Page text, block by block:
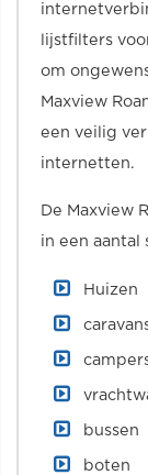
lijstfilters
om
Maxview
een veilig
internetten.
De Maxview
in een aantal
Huizen
bussen
boten